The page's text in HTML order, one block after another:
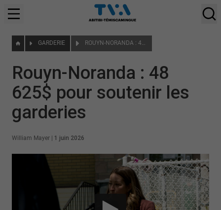
GARDERIE ROUYN-NORANDA : 48 625$ POUR SOUTENIR LES GARDERIES
Rouyn-Noranda : 48
625$ pour soutenir les
garderies
William Mayer 1 juin 2026